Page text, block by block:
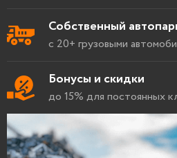
Собственный
с 20+ грузовыми
Бонусы и скидки
до 15% для постоянных